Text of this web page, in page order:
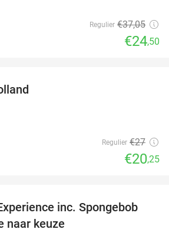
Regulier €37,05
€24,50
Regulier €27
€20,25
27%
inc. Spongebob
naar keuze